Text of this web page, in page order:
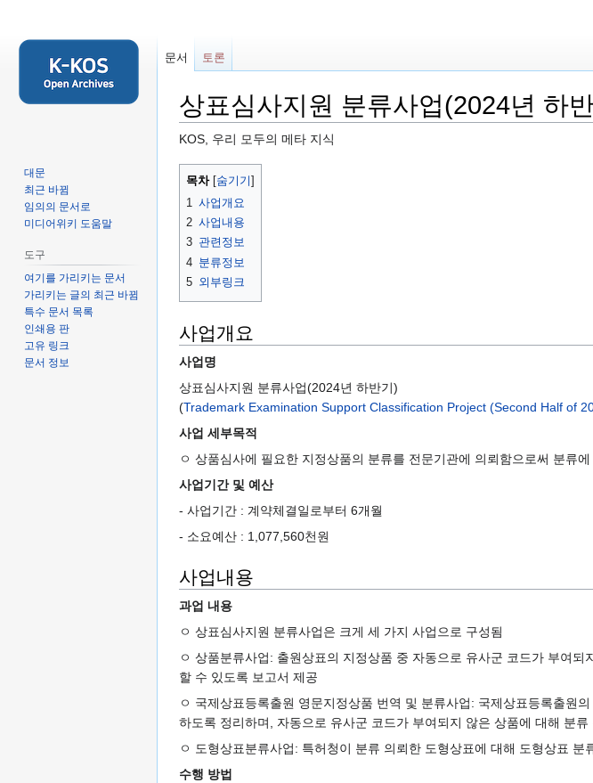
상표심사지원 분류사업(2024년 하
KOS, 우리 모두의 메타 지식
둘
가
기
검
기
목차
1 사업개요
2 사업내용
3 관련정보
4 분류정보
5 외부링크
사업개요
사업명
상표심사지원 분류사업(2024년 하반기)
(Trademark Examination Support Classification Project (Second Half of
사업 세부목적
ㅇ 상품심사에 필요한 지정상품의 분류를 전문기관에 의뢰함으로써 분류
사업기간 및 예산
- 사업기간 : 계약체결일로부터 6개월
- 소요예산 : 1,077,560천원
사업내용
과업 내용
ㅇ 상표심사지원 분류사업은 크게 세 가지 사업으로 구성됨
ㅇ 상품분류사업: 출원상표의 지정상품 중 자동으로 유사군 코드가 부여
할 수 있도록 보고서 제공
ㅇ 국제상표등록출원 영문지정상품 번역 및 분류사업: 국제상표등록출원
하도록 정리하며, 자동으로 유사군 코드가 부여되지 않은 상품에 대해 분류
ㅇ 도형상표분류사업: 특허청이 분류 의뢰한 도형상표에 대해 도형상표 분
수행 방법
문서 토론
대문
최근 바뀜
임의의 문서로
미디어위키 도움말
도구
여기를 가리키는 문서
가리키는 글의 최근 바뀜
특수 문서 목록
인쇄용 판
고유 링크
문서 정보